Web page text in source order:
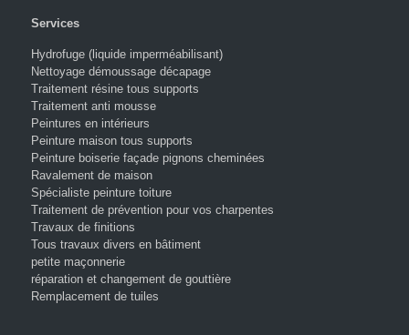
Services
Hydrofuge (liquide imperméabilisant)
Nettoyage démoussage décapage
Traitement résine tous supports
Traitement anti mousse
Peintures en intérieurs
Peinture maison tous supports
Peinture boiserie façade pignons cheminées
Ravalement de maison
Spécialiste peinture toiture
Traitement de prévention pour vos charpentes
Travaux de finitions
Tous travaux divers en bâtiment
petite maçonnerie
réparation et changement de gouttière
Remplacement de tuiles